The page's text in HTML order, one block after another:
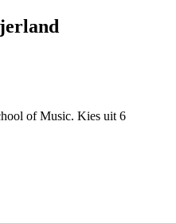
of Music. Kies uit 6